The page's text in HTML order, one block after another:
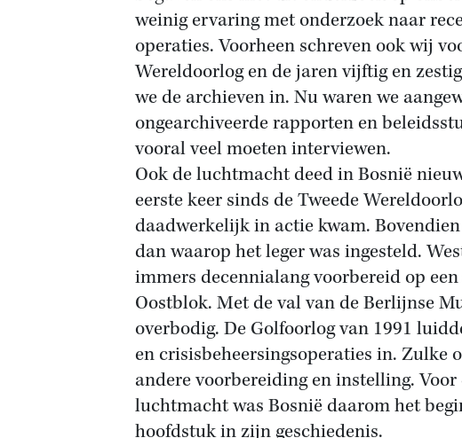
weinig ervaring met onderzoek naar
operaties. Voorheen schreven ook wij
Wereldoorlog en de jaren vijftig en
we de archieven in. Nu waren we
ongearchiveerde rapporten en
vooral veel moeten interviewen.
Ook de luchtmacht deed in Bosnië
eerste keer sinds de Tweede
daadwerkelijk in actie kwam.
dan waarop het leger was ingesteld.
immers decennialang voorbereid op
Oostblok. Met de val van de Berlijnse
overbodig. De Golfoorlog van 1991
en crisisbeheersingsoperaties in. Zulke
andere voorbereiding en instelling.
luchtmacht was Bosnië daarom het
hoofdstuk in zijn geschiedenis.